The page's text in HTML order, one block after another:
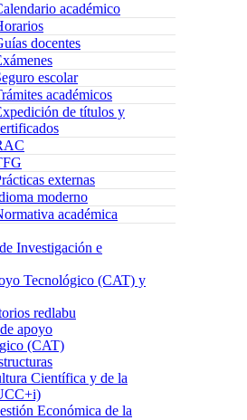
académico
docentes
escolar
académicos
de títulos y
externas
moderno
académica
Investigación e
Tecnológico (CAT) y
redlabu
apoyo
(CAT)
Científica y de la
Económica de la